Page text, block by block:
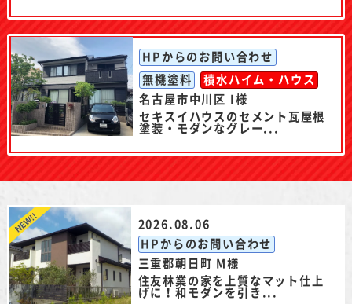
HPからのお問い合わせ
無機塗料
積水ハイム・ハウス
名古屋市中川区 I様
セキスイハウスのセメント瓦屋根
塗装・モダンなグレー...
2026.08.06
HPからのお問い合わせ
三重郡朝日町 M様
住友林業の家を上質なマット仕上
げに！和モダンを引き...